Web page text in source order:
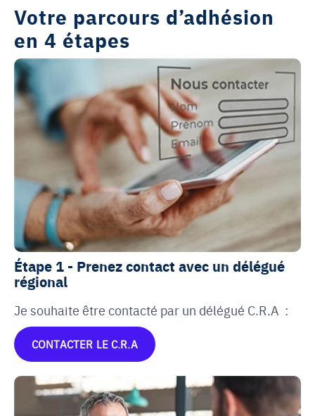
Votre parcours d’adhésion
en 4 étapes
Étape 1 - Prenez contact avec un délégué
régional
Je souhaite être contacté par un délégué C.R.A :
CONTACTER LE C.R.A